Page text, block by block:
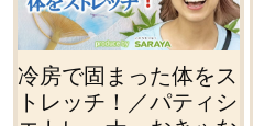
【連載】「ラカント」
で紡ぐwell beingの